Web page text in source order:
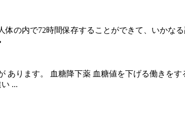
の内で72時間保存することができて、いかな
ります。 血糖降下薬 血糖値を下げる働きを
...